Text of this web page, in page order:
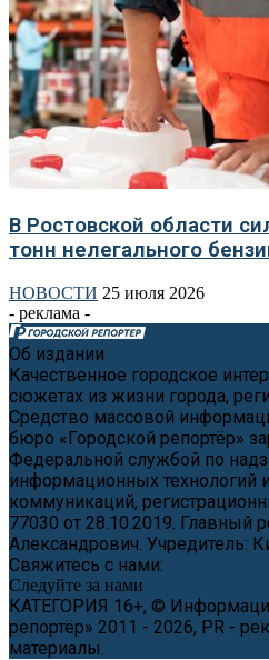
В Ростовской области
тонн нелегального
НОВОСТИ 25 июля 2026
- реклама -
Об издании
Качественное городское
сюжетах из жизни города,
Средство массовой
бюро «Городской репортёр»
Федеральной службой по
информационных технологий
коммуникаций,
77030 от 28.10.2019. Главный
Александрович. Учредитель:
Свяжитесь с нами:
Следуйте за нами
КАТЕГОРИЯ 16+, ©
репортёр» 2011 - 2026, PR -
материалы.